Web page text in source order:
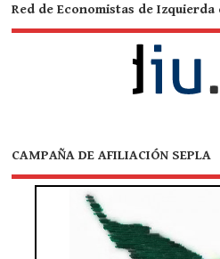
Red de Economistas de Izquierda
CAMPAÑA DE AFILIACIÓN SEPLA